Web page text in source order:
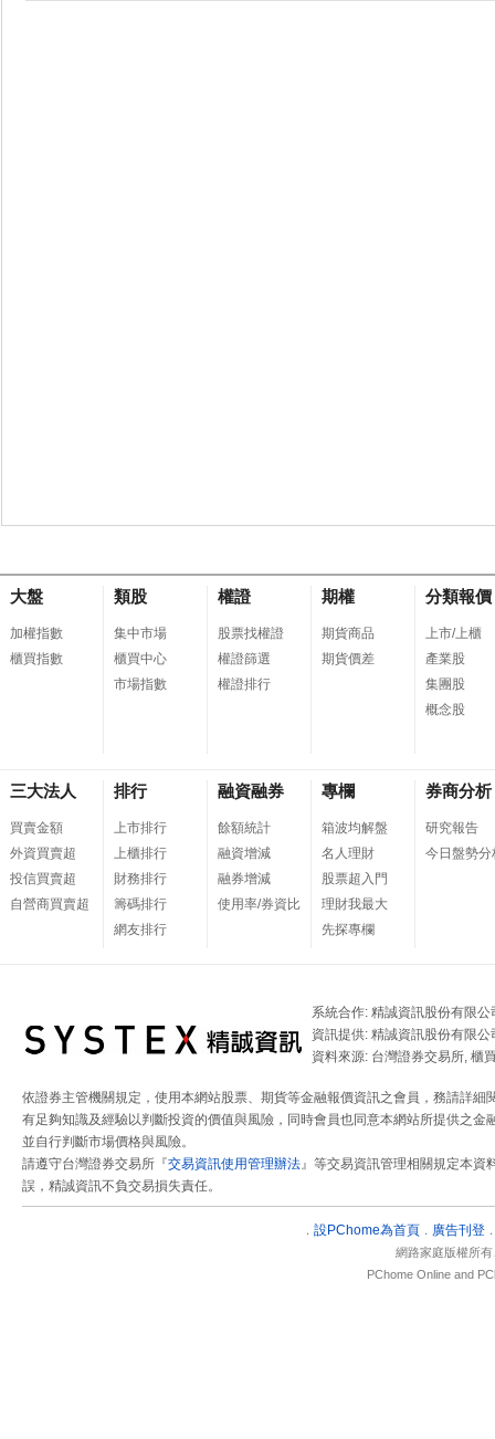
大盤
加權指數
櫃買指數
類股
集中市場
櫃買中心
市場指數
權證
股票找權證
權證篩選
權證排行
期權
期貨商品
期貨價差
分類報價
上市/上櫃
產業股
集團股
概念股
三大法人
買賣金額
外資買賣超
投信買賣超
自營商買賣超
排行
上市排行
上櫃排行
財務排行
籌碼排行
網友排行
融資融券
餘額統計
融資增減
融券增減
使用率/券資比
專欄
箱波均解盤
名人理財
股票超入門
理財我最大
先探專欄
券商分析
研究報告
今日盤勢分
系統合作: 精誠資訊股份有限公
資訊提供: 精誠資訊股份有限公
資料來源: 台灣證券交易所, 櫃
依證券主管機關規定，使用本網站股票、期貨等金融報價資訊之會員，務請詳細
有足夠知識及經驗以判斷投資的價值與風險，同時會員也同意本網站所提供之
並自行判斷市場價格與風險。
請遵守台灣證券交易所『交易資訊使用管理辦法』等交易資訊管理相關規定本資
誤，精誠資訊不負交易損失責任。
．設PChome為首頁 ． 廣告刊登
網路家庭版權所
PChome Online and